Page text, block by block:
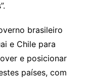
brasileiro
e Chile para
e posicionar
países, com